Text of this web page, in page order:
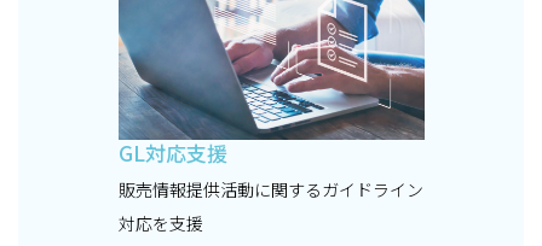
GL対応支援
販売情報提供活動に関するガイドライン
対応を支援